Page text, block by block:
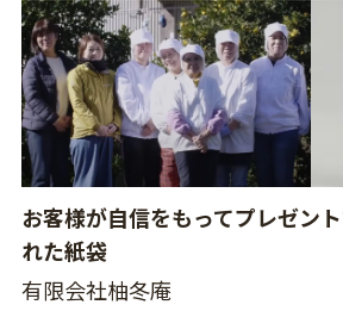
お客様が自信をもってプレゼン
れた紙袋
有限会社柚冬庵